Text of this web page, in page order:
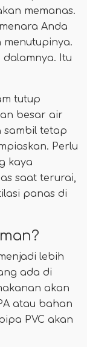
memanas.
Anda
menutupinya.
Itu
tutup
besar air
sambil tetap
Perlu
kaya
saat terurai,
panas di
lebih
ada di
akan
atau bahan
PVC akan